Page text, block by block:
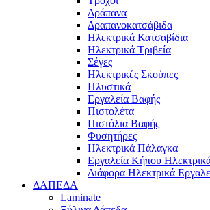
Δράπανα
Δραπανοκατσάβιδα
Ηλεκτρικά Κατσαβίδια
Ηλεκτρικά Τριβεία
Σέγες
Ηλεκτρικές Σκούπες
Πλυστικά
Εργαλεία Βαφής
Πιστολέτα
Πιστόλια Βαφής
Φυσητήρες
Ηλεκτρικά Πάλαγκα
Εργαλεία Κήπου
Διάφορα Ηλεκτρικά
ΔΑΠΕΔΑ
Laminate